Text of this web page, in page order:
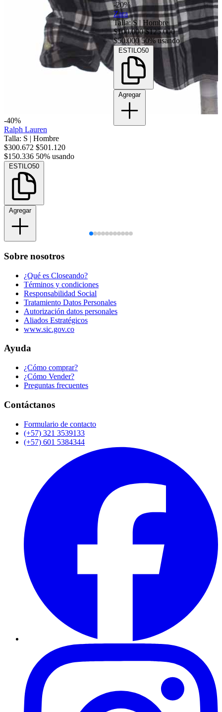
-40%
Ralph Lauren
Talla: S | Hombre
$300.672 $501.120
$150.336 50% usando
ESTILO50
Agregar
-20%
Zara
Talla: S |Hombre
$100.000$125.000
$50.00050% usando
ESTILO50
Agregar
Sobre nosotros
¿Qué es Closeando?
Términos y condiciones
Responsabilidad Social
Tratamiento Datos Personales
Autorización datos personales
Aliados Estratégicos
www.sic.gov.co
Ayuda
¿Cómo comprar?
¿Cómo Vender?
Preguntas frecuentes
Contáctanos
Formulario de contacto
(+57) 321 3539133
(+57) 601 5384344